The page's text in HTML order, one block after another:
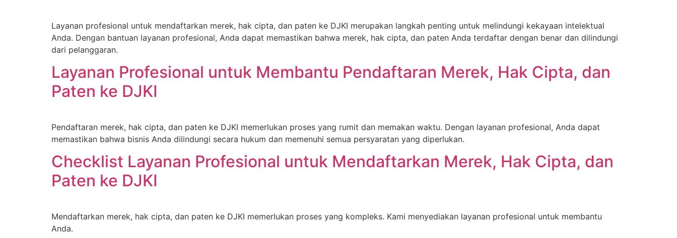
Layanan profesional untuk mendaftarkan merek, hak cipta, dan paten ke DJKI merupakan langkah penting untuk melindungi kekayaan intelektual
Anda. Dengan bantuan layanan profesional, Anda dapat memastikan bahwa merek, hak cipta, dan paten Anda terdaftar dengan benar dan dilindungi
dari pelanggaran.
Layanan Profesional untuk Membantu Pendaftaran Merek, Hak Cipta, dan
Paten ke DJKI
Pendaftaran merek, hak cipta, dan paten ke DJKI memerlukan proses yang rumit dan memakan waktu. Dengan layanan profesional, Anda dapat
memastikan bahwa bisnis Anda dilindungi secara hukum dan memenuhi semua persyaratan yang diperlukan.
Checklist Layanan Profesional untuk Mendaftarkan Merek, Hak Cipta, dan
Paten ke DJKI
Mendaftarkan merek, hak cipta, dan paten ke DJKI memerlukan proses yang kompleks. Kami menyediakan layanan profesional untuk membantu
Anda.